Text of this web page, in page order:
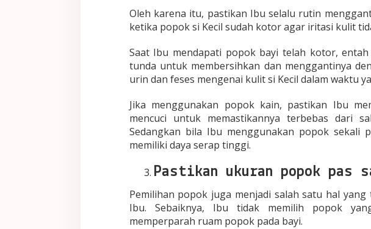
Oleh karena itu, pastikan Ibu selalu rutin
ketika popok si Kecil sudah kotor agar iritasi kulit
Saat Ibu mendapati popok bayi telah kotor,
tunda untuk membersihkan dan menggantinya
urin dan feses mengenai kulit si Kecil dalam waktu
Jika menggunakan popok kain, pastikan Ibu
mencuci untuk memastikannya terbebas dari
Sedangkan bila Ibu menggunakan popok sekali
memiliki daya serap tinggi.
Pastikan ukuran popok pas
Pemilihan popok juga menjadi salah satu hal
Ibu. Sebaiknya, Ibu tidak memilih popok
memperparah ruam popok pada bayi.